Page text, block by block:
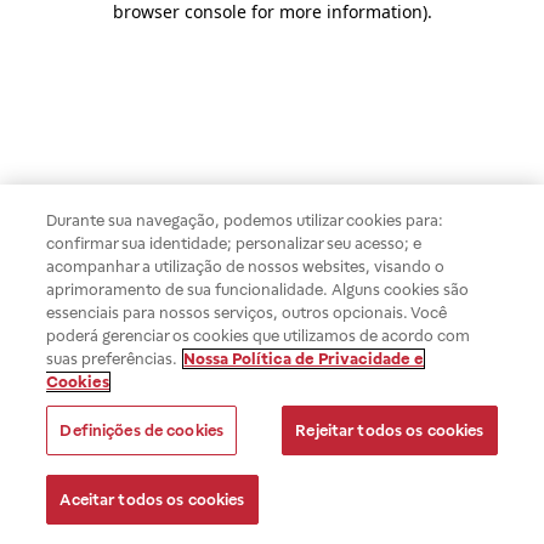
browser console for more information).
Durante sua navegação, podemos utilizar cookies para:
confirmar sua identidade; personalizar seu acesso; e
acompanhar a utilização de nossos websites, visando o
aprimoramento de sua funcionalidade. Alguns cookies são
essenciais para nossos serviços, outros opcionais. Você
poderá gerenciar os cookies que utilizamos de acordo com
suas preferências. Nossa Política de Privacidade e
Cookies
Definições de cookies Rejeitar todos os cookies
Aceitar todos os cookies